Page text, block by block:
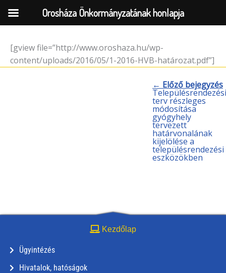
Skip
to
[gview file=”http://www.oroshaza.hu/wp-
content/uploads/2016/05/1-2016-HVB-határozat.pdf”]
← Előző bejegyzés
Településrendezési
terv részleges
módosítása
gyógyhely
tervezett
határvonalának
kijelölése a
településrendezési
eszközökben
Kezdőlap
Ügyintézés
Hivatalok, hatóságok
Orosháza Önkormányzatának honlapja